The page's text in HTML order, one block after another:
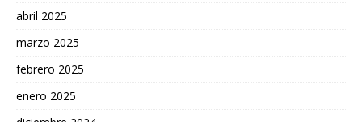
abril 2025
marzo 2025
febrero 2025
enero 2025